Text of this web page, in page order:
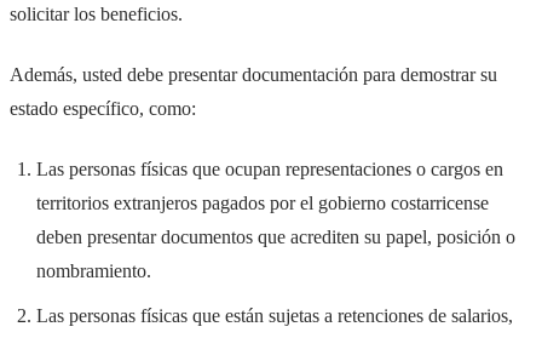
solicitar los beneficios.
Además, usted debe presentar documentación para demostrar su
estado específico, como:
Las personas físicas que ocupan representaciones o cargos en
territorios extranjeros pagados por el gobierno costarricense
deben presentar documentos que acrediten su papel, posición o
nombramiento.
Las personas físicas que están sujetas a retenciones de salarios,